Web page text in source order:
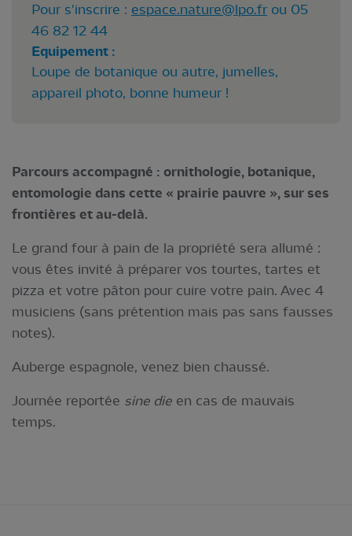
Pour s'inscrire : espace.nature@lpo.fr ou 05
46 82 12 44
Equipement :
Loupe de botanique ou autre, jumelles,
appareil photo, bonne humeur !
Parcours accompagné : ornithologie, botanique,
entomologie dans cette « prairie pauvre », sur ses
frontières et au-delà.
Le grand four à pain de la propriété sera allumé :
vous êtes invité à préparer vos tourtes, tartes et
pizza et votre pâton pour cuire votre pain. Avec 4
musiciens (sans prétention mais pas sans fausses
notes).
Auberge espagnole, venez bien chaussé.
Journée reportée sine die en cas de mauvais
temps.